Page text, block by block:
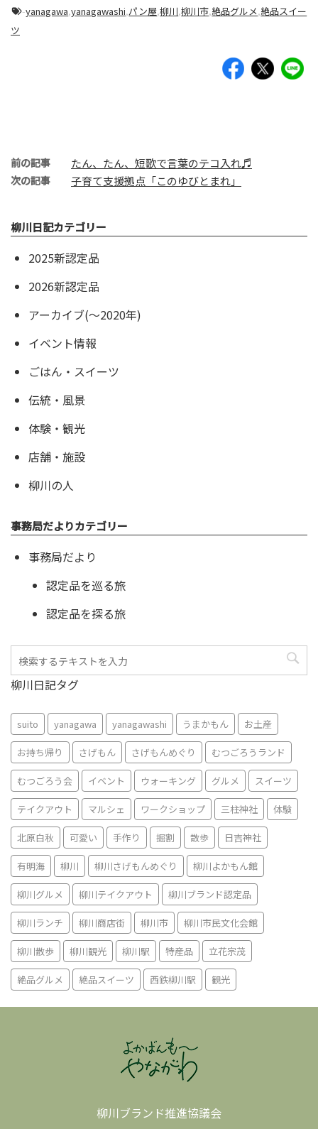
-yanagawa,yanagawashi,パン屋,柳川,柳川市,絶品グルメ,絶品スイー
ツ
前の記事 たん、たん、短歌で言葉のテコ入れ♬
次の記事 子育て支援拠点「このゆびとまれ」
柳川日記カテゴリー
2025新認定品
2026新認定品
アーカイブ(〜2020年)
イベント情報
ごはん・スイーツ
伝統・風景
体験・観光
店舗・施設
柳川の人
事務局だよりカテゴリー
事務局だより
認定品を巡る旅
認定品を探る旅
柳川日記タグ
suito yanagawa yanagawashi うまかもん お土産
お持ち帰り さげもん さげもんめぐり むつごろうランド
むつごろう会 イベント ウォーキング グルメ スイーツ
テイクアウト マルシェ ワークショップ 三柱神社 体験
北原白秋 可愛い 手作り 掘割 散歩 日吉神社
有明海 柳川 柳川さげもんめぐり 柳川よかもん館
柳川グルメ 柳川テイクアウト 柳川ブランド認定品
柳川ランチ 柳川商店街 柳川市 柳川市民文化会館
柳川散歩 柳川観光 柳川駅 特産品 立花宗茂
絶品グルメ 絶品スイーツ 西鉄柳川駅 観光
柳川ブランド推進協議会